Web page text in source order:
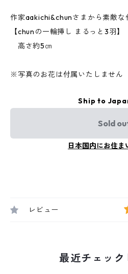
作家aakichi&chunさまから素敵な
【chunの一輪挿し まるっと3羽】
高さ約5㎝
※写真のお花は付属いたしません
Ship to
Sold
日本国内にお住ま
レビュー
最近チェック